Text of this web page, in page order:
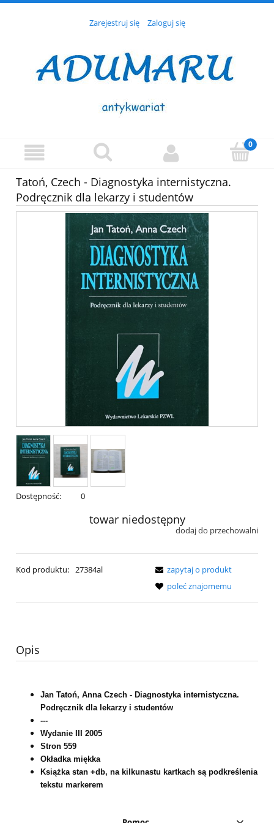
Zarejestruj się Zaloguj się
Tatoń, Czech - Diagnostyka internistyczna.
Podręcznik dla lekarzy i studentów
Dostępność: 0
towar niedostępny
dodaj do przechowalni
Kod produktu: 27384al
zapytaj o produkt
poleć znajomemu
Opis
Jan Tatoń, Anna Czech - Diagnostyka internistyczna.
Podręcznik dla lekarzy i studentów
---
Wydanie III 2005
Stron 559
Okładka miękka
Książka stan +db, na kilkunastu kartkach są podkreślenia
tekstu markerem